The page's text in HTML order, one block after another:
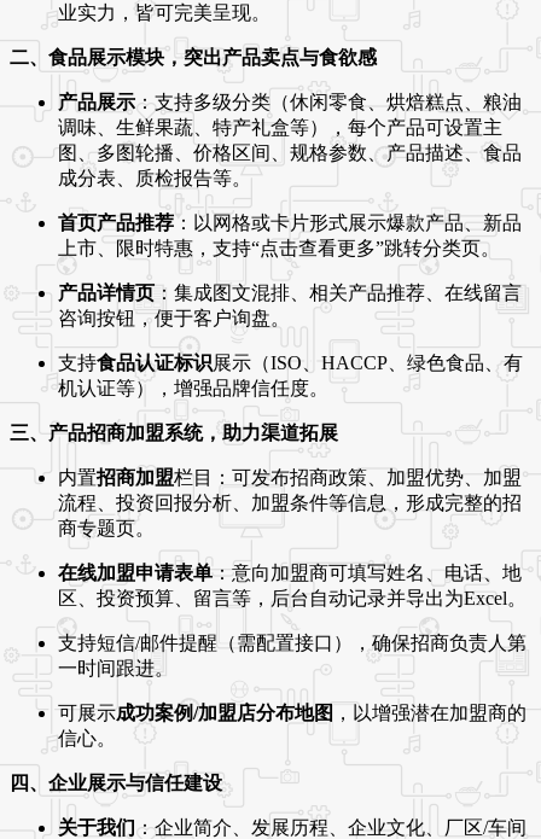
业实力，皆可完美呈现。
二、食品展示模块，突出产品卖点与食欲感
产品展示 ：支持多级分类（休闲零食、烘焙糕点、粮油
调味、生鲜果蔬、特产礼盒等），每个产品可设置主
图、多图轮播、价格区间、规格参数、产品描述、食品
成分表、质检报告等。
首页产品推荐：以网格或卡片形式展示爆款产品、新品
上市、限时特惠，支持“点击查看更多”跳转分类页。
产品详情页：集成图文混排、相关产品推荐、在线留言
咨询按钮，便于客户询盘。
支持食品认证标识展示（ISO、HACCP、绿色食品、有
机认证等），增强品牌信任度。
三、产品招商加盟系统，助力渠道拓展
内置招商加盟栏目：可发布招商政策、加盟优势、加盟
流程、投资回报分析、加盟条件等信息，形成完整的招
商专题页。
在线加盟申请表单：意向加盟商可填写姓名、电话、地
区、投资预算、留言等，后台自动记录并导出为Excel。
支持短信/邮件提醒（需配置接口），确保招商负责人第
一时间跟进。
可展示成功案例/加盟店分布地图 ，以增强潜在加盟商的
信心。
四、企业展示与信任建设
关于我们：企业简介、发展历程、企业文化、厂区/车间